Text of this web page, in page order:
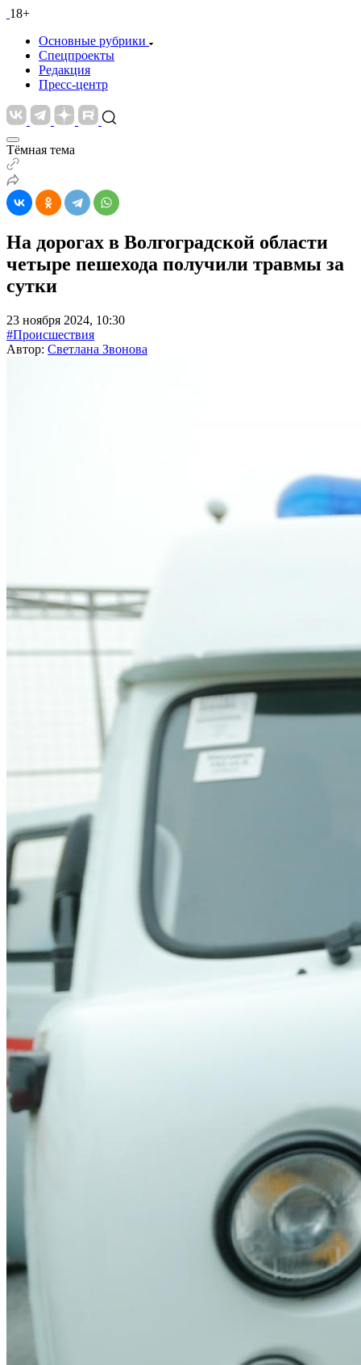
18+
Основные рубрики
Спецпроекты
Редакция
Пресс-центр
Тёмная тема
На дорогах в Волгоградской области
четыре пешехода получили травмы за
сутки
23 ноября 2024, 10:30
#Происшествия
Автор: Светлана Звонова